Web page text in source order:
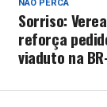
NÃO PERCA
Sorriso:
reforça
viaduto na